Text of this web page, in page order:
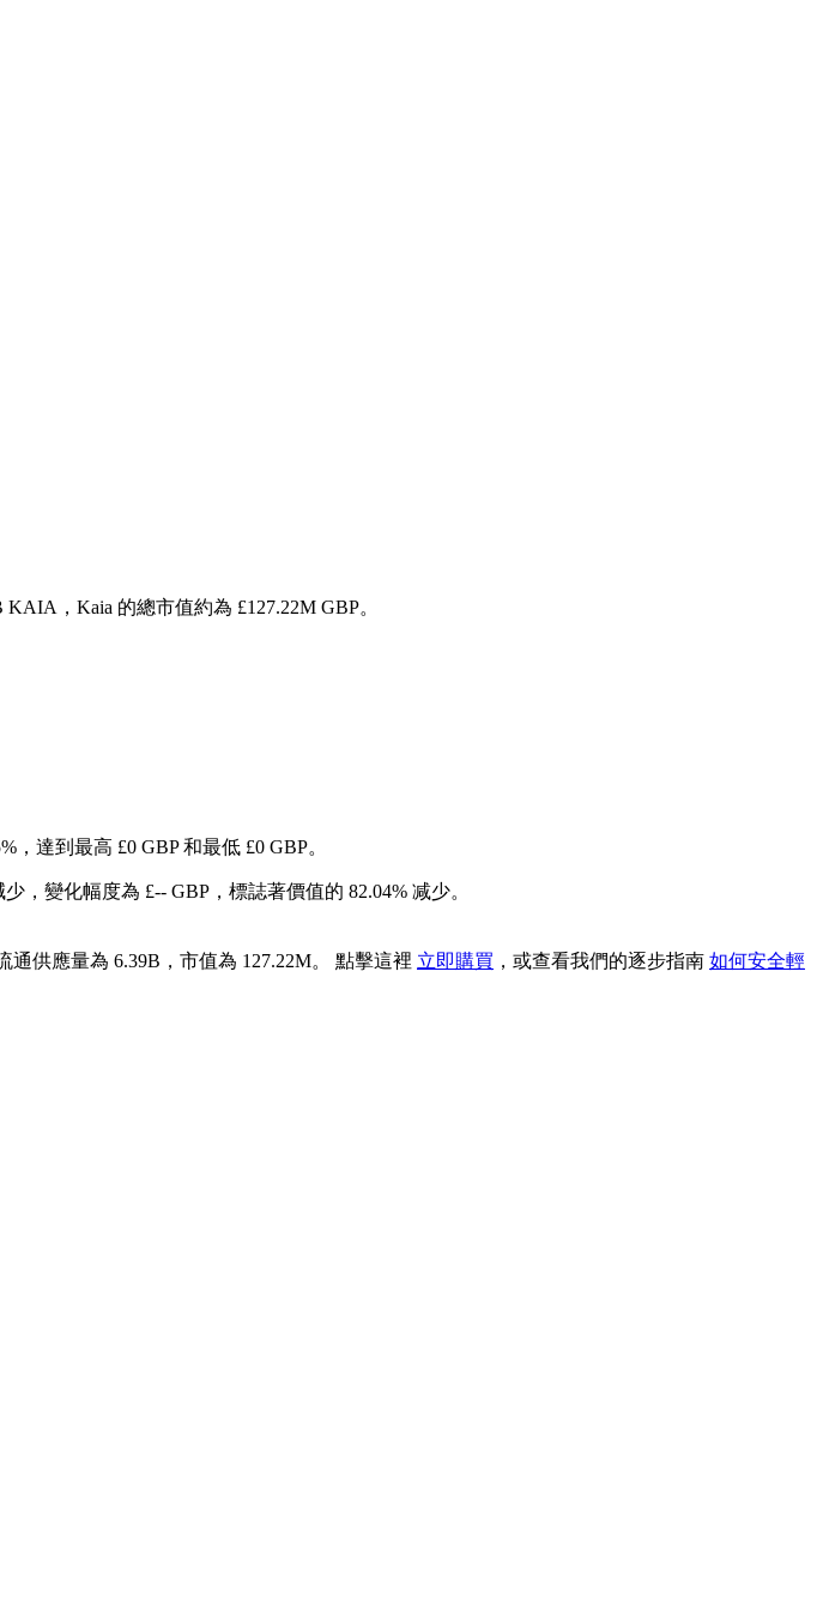
，Kaia 的總市值約為 £127.22M GBP。
達到最高 £0 GBP 和最低 £0 GBP。
，變化幅度為 £-- GBP，標誌著價值的 82.04% 减少。
供應量為 6.39B，市值為 127.22M。 點擊這裡 立即購買 ，或查看我們的逐步指南 如何安全輕